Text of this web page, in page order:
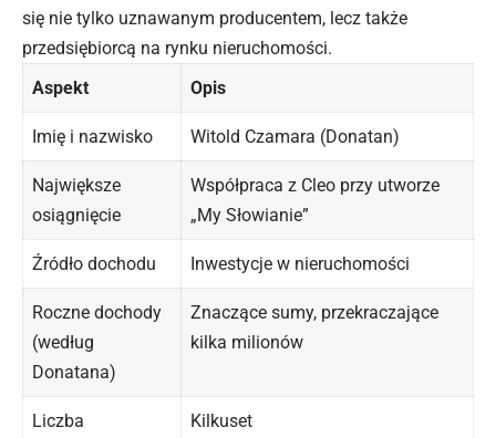
się nie tylko uznawanym producentem, lecz także
przedsiębiorcą na rynku nieruchomości.
Aspekt
Opis
Imię i nazwisko Witold Czamara (Donatan)
Największe
osiągnięcie
Współpraca z Cleo przy utworze
„My Słowianie”
Źródło dochodu Inwestycje w nieruchomości
Roczne dochody
(według
Donatana)
Znaczące sumy, przekraczające
kilka milionów
Liczba
Kilkuset